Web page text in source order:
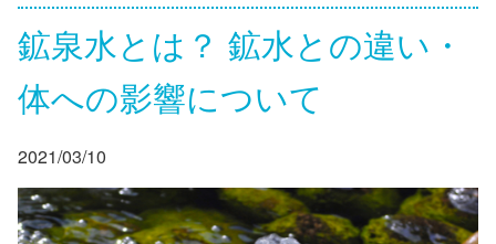
鉱泉水とは？ 鉱水との違い・
体への影響について
2021/03/10